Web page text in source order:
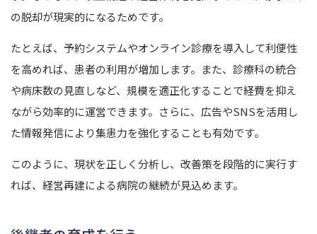
の脱却が現実的になるためです。
たとえば、予約システムやオンライン診療を導入して利便性
を高めれば、患者の利用が増加します。 また、診療科の統合
や病床数の見直しなど、規模を適正化することで経費を抑え
ながら効率的に運営できます。 さらに、広告やSNSを活用し
た情報発信により集患力を強化することも有効です。
このように、現状を正しく分析し、改善策を段階的に実行す
れば、経営再建による病院の継続が見込めます。